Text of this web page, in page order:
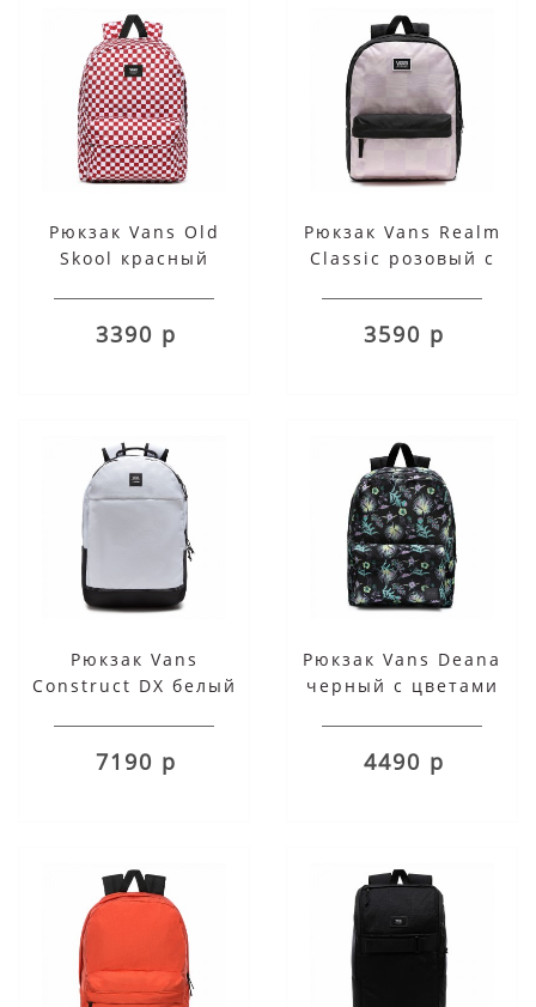
Рюкзак Vans Old
Skool красный
3390 р
Рюкзак Vans Realm
Classic розовый с
3590 р
Рюкзак Vans
Construct DX белый
7190 р
Рюкзак Vans Deana
черный с цветами
4490 р